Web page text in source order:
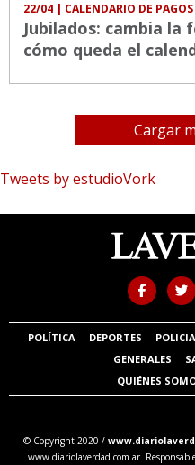
22/04 | CALENDARIO DE PAGOS
Jubilados: cambia la
cómo queda el
Cargar
Tweets by estudioVork
POLÍTICA DEPORTES
GENERALES
QUIÉNES
© Copyright 2020 /
www.diariolaverdad.com.ar